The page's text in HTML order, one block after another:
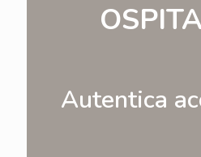
Autentica